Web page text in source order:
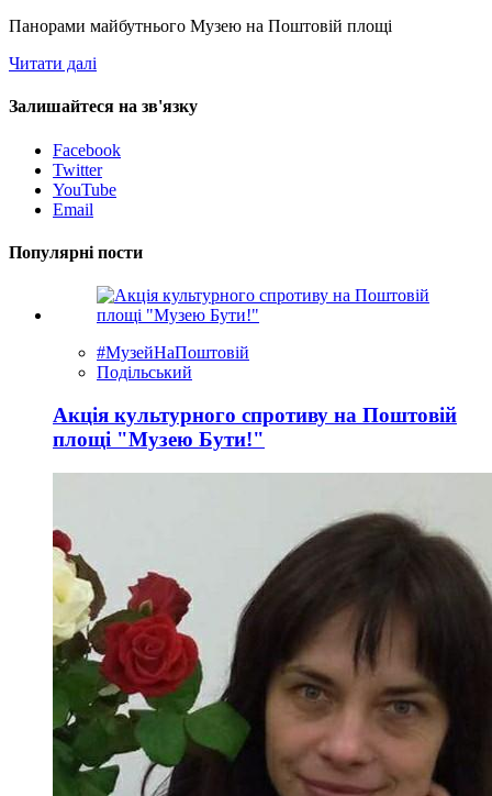
Панорами майбутнього Музею на Поштовій площі
Читати далі
Залишайтеся на зв'язку
Facebook
Twitter
YouTube
Email
Популярні пости
#МузейНаПоштовій
Подільський
Акція культурного спротиву на Поштовій
площі "Музею Бути!"